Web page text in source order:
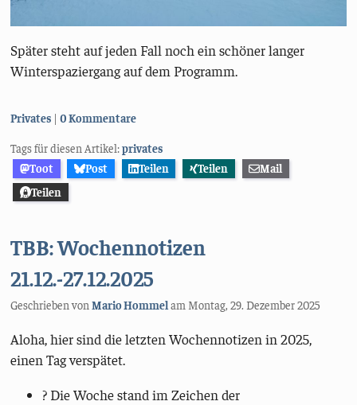
Später steht auf jeden Fall noch ein schöner langer
Winterspaziergang auf dem Programm.
Kategorien:
Privates 0 Kommentare
Tags für diesen Artikel:privates
Toot
Post Teilen Teilen
Mail
Teilen
TBB: Wochennotizen
21.12.-27.12.2025
Geschrieben vonMario Hommelam Montag, 29. Dezember 2025
Aloha, hier sind die letzten Wochennotizen in 2025,
einen Tag verspätet.
? Die Woche stand im Zeichen der